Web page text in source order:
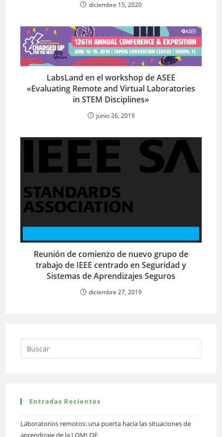
diciembre 15, 2020
LabsLand en el workshop de ASEE
«Evaluating Remote and Virtual Laboratories
in STEM Disciplines»
junio 26, 2019
Reunión de comienzo de nuevo grupo de
trabajo de IEEE centrado en Seguridad y
Sistemas de Aprendizajes Seguros
diciembre 27, 2019
Entradas Recientes
Laboratorios remotos: una puerta hacia las situaciones de